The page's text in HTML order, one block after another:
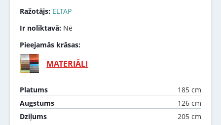
Ražotājs: ELTAP
Ir noliktavā: Nē
Pieejamās krāsas:
MATERIĀLI
Platums
185 cm
Augstums
126 cm
Dziļums
205 cm